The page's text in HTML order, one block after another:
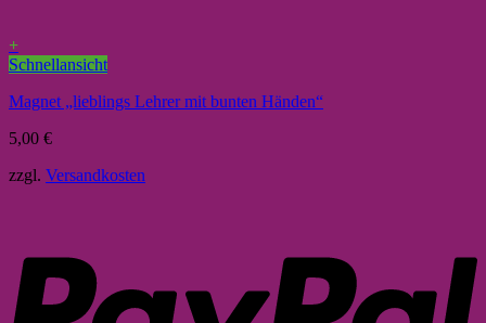
+
Schnellansicht
Magnet „lieblings Lehrer mit bunten Händen“
5,00 €
zzgl. Versandkosten